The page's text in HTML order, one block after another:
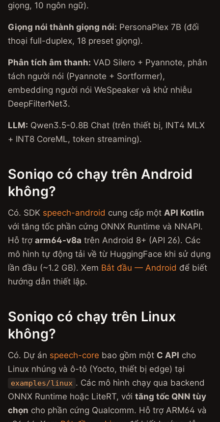
giọng, 10 ngôn ngữ).
Giọng nói thành giọng nói: PersonaPlex 7B (đối
thoại full-duplex, 18 preset giọng).
Phân tích âm thanh: VAD Silero + Pyannote, phân
tách người nói (Pyannote + Sortformer),
embedding người nói WeSpeaker và khử nhiễu
DeepFilterNet3.
LLM: Qwen3.5-0.8B Chat (trên thiết bị, INT4 MLX
+ INT8 CoreML, token streaming).
Soniqo có chạy trên Android
không?
Có. SDK speech-android cung cấp một API Kotlin
với tăng tốc phần cứng ONNX Runtime và NNAPI.
Hỗ trợ arm64-v8a trên Android 8+ (API 26). Các
mô hình tự động tải về từ HuggingFace khi sử dụng
lần đầu (~1.2 GB). Xem Bắt đầu — Android để biết
hướng dẫn thiết lập.
Soniqo có chạy trên Linux
không?
Có. Dự án speech-core bao gồm một C API cho
Linux nhúng và ô-tô (Yocto, thiết bị edge) tại
examples/linux . Các mô hình chạy qua backend
ONNX Runtime hoặc LiteRT, với tăng tốc QNN tùy
chọn cho phần cứng Qualcomm. Hỗ trợ ARM64 và